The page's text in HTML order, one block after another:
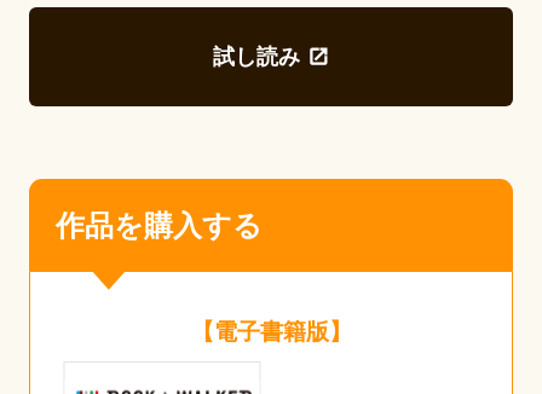
試し読み
作品を購入する
【電子書籍版】